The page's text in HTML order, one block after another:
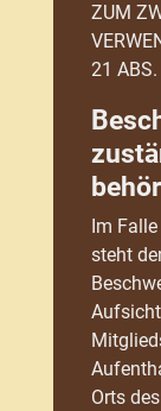
ZUM
21
Im
steht
Orts